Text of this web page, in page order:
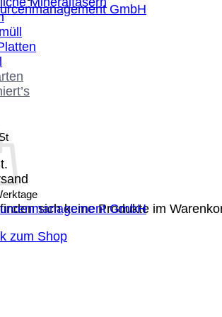
sich keine Produkte im
zum Shop
GmbH
GmbH